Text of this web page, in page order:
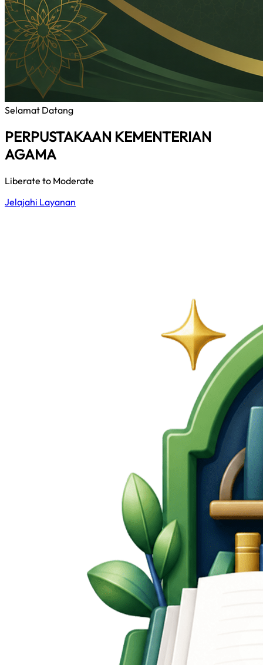
Selamat Datang
PERPUSTAKAAN KEMENTERIAN
AGAMA
Liberate to Moderate
Jelajahi Layanan